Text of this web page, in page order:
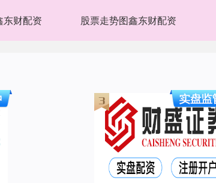
东财配资 股票走势图鑫东财配资